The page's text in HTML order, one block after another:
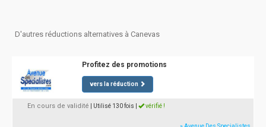
D'autres réductions alternatives à Canevas
Profitez des promotions
vers la réduction
En cours de validité | Utilisé 130 fois vérifié !